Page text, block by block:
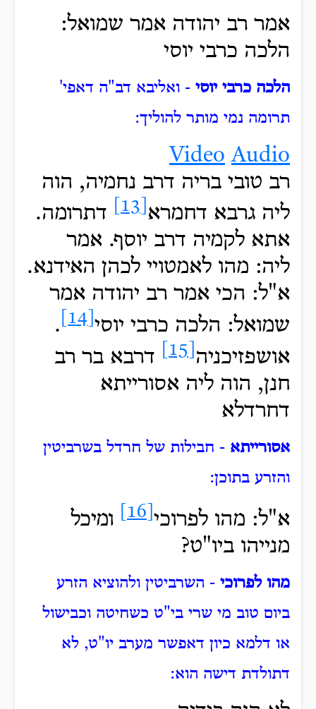
אמר רב יהודה אמר שמואל:
הלכה כרבי יוסי
הלכה כרבי יוסי - ואליבא דב"ה דאפי'
תרומה נמי מותר להוליך:
Video Audio
רב טובי בריה דרב נחמיה, הוה
ליה גרבא דחמרא
דתרומה.
אתא לקמיה דרב יוסף. אמר
ליה: מהו לאמטויי לכהן האידנא.
א"ל: הכי אמר רב יהודה אמר
שמואל: הלכה כרבי יוסי
.
אושפזיכניה
דרבא בר רב
חנן, הוה ליה אסורייתא
דחרדלא
אסורייתא - חבילות של חרדל בשרביטין
והזרע בתוכן:
א"ל: מהו לפרוכי
ומיכל
מנייהו ביו"ט?
מהו לפרוכי - השרביטין ולהוציא הזרע
ביום טוב מי שרי בי"ט כשחיטה וכבישול
או דלמא כיון דאפשר מערב יו"ט, לא
דתולדת דישה הוא: